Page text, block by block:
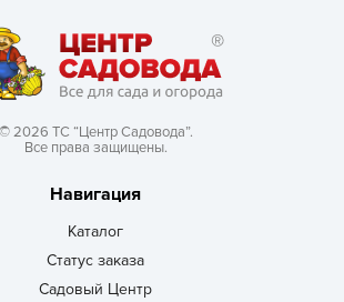
© 2026 ТС “Центр Садовода”.
Все права защищены.
Навигация
Каталог
Статус заказа
Садовый Центр